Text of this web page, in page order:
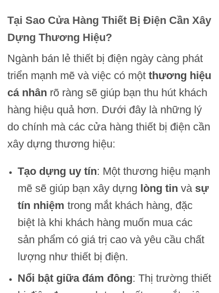
Tại Sao Cửa Hàng Thiết Bị Điện Cần Xây
Dựng Thương Hiệu?
Ngành bán lẻ thiết bị điện ngày càng phát
triển mạnh mẽ và việc có một thương hiệu
cá nhân rõ ràng sẽ giúp bạn thu hút khách
hàng hiệu quả hơn. Dưới đây là những lý
do chính mà các cửa hàng thiết bị điện cần
xây dựng thương hiệu:
Tạo dựng uy tín: Một thương hiệu mạnh
mẽ sẽ giúp bạn xây dựng lòng tin và sự
tín nhiệm trong mắt khách hàng, đặc
biệt là khi khách hàng muốn mua các
sản phẩm có giá trị cao và yêu cầu chất
lượng như thiết bị điện.
Nổi bật giữa đám đông: Thị trường thiết